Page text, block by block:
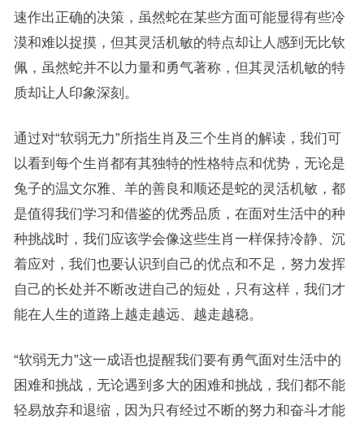
速作出正确的决策，虽然蛇在某些方面可能显得有些冷
漠和难以捉摸，但其灵活机敏的特点却让人感到无比钦
佩，虽然蛇并不以力量和勇气著称，但其灵活机敏的特
质却让人印象深刻。
通过对“软弱无力”所指生肖及三个生肖的解读，我们可
以看到每个生肖都有其独特的性格特点和优势，无论是
兔子的温文尔雅、羊的善良和顺还是蛇的灵活机敏，都
是值得我们学习和借鉴的优秀品质，在面对生活中的种
种挑战时，我们应该学会像这些生肖一样保持冷静、沉
着应对，我们也要认识到自己的优点和不足，努力发挥
自己的长处并不断改进自己的短处，只有这样，我们才
能在人生的道路上越走越远、越走越稳。
“软弱无力”这一成语也提醒我们要有勇气面对生活中的
困难和挑战，无论遇到多大的困难和挑战，我们都不能
轻易放弃和退缩，因为只有经过不断的努力和奋斗才能